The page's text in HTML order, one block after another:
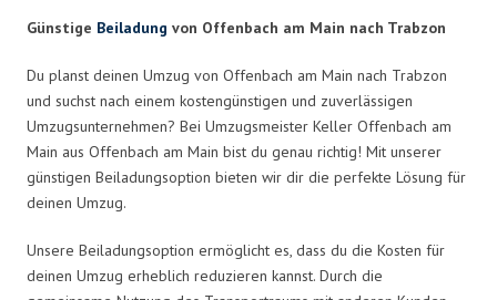
Günstige Beiladung von Offenbach am Main nach Trabzon
Du planst deinen Umzug von Offenbach am Main nach Trabzon
und suchst nach einem kostengünstigen und zuverlässigen
Umzugsunternehmen? Bei Umzugsmeister Keller Offenbach am
Main aus Offenbach am Main bist du genau richtig! Mit unserer
günstigen Beiladungsoption bieten wir dir die perfekte Lösung für
deinen Umzug.
Unsere Beiladungsoption ermöglicht es, dass du die Kosten für
deinen Umzug erheblich reduzieren kannst. Durch die